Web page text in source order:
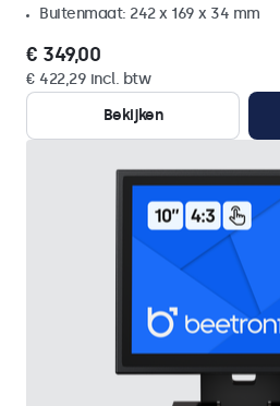
Buitenmaat: 242 x 169 x 34 mm
€ 349,00
€ 422,29 incl. btw
Bekijken